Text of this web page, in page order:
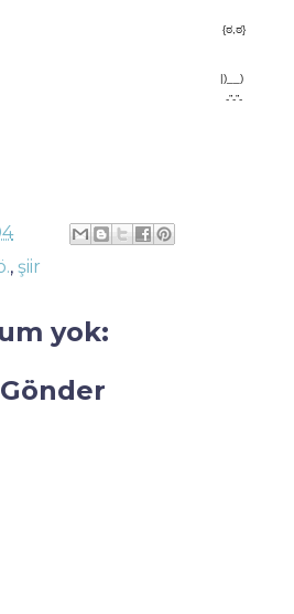
{ಠ,ಠ}
|)__)
-”-”-
, şiir
yok: